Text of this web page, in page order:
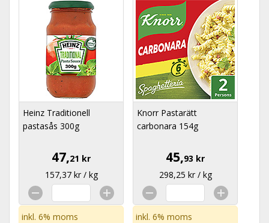
Heinz Traditionell
pastasås 300g
47,21 kr
157,37 kr / kg
inkl. 6% moms
Knorr Pastarätt
carbonara 154g
45,93 kr
298,25 kr / kg
inkl. 6% moms